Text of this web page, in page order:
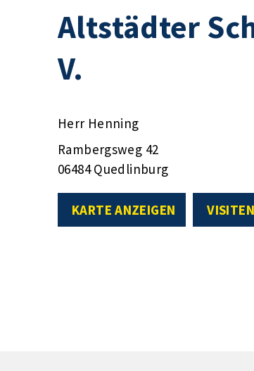
Altstädter
V.
Herr Henning
Rambergsweg 42
06484 Quedlinburg
KARTE ANZEIGEN